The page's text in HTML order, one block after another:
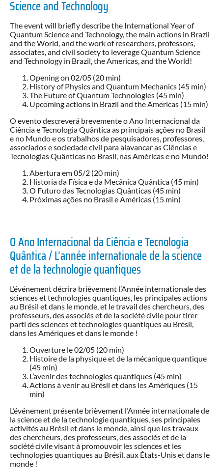
Science and Technology
The event will briefly describe the International Year of
Quantum Science and Technology, the main actions in Brazil
and the World, and the work of researchers, professors,
associates, and civil society to leverage Quantum Science
and Technology in Brazil, the Americas, and the World!
Opening on 02/05 (20 min)
History of Physics and Quantum Mechanics (45 min)
The Future of Quantum Technologies (45 min)
Upcoming actions in Brazil and the Americas (15 min)
O evento descreverá brevemente o Ano Internacional da
Ciência e Tecnologia Quântica as principais ações no Brasil
e no Mundo e os trabalhos de pesquisadores, professores,
associados e sociedade civil para alavancar as Ciências e
Tecnologias Quânticas no Brasil, nas Américas e no Mundo!
Abertura em 05/2 (20 min)
Historia da Física e da Mecânica Quântica (45 min)
O Futuro das Tecnologias Quânticas (45 min)
Próximas ações no Brasil e Américas (15 min)
O Ano Internacional da Ciência e Tecnologia
Quântica / L’année internationale de la science
et de la technologie quantiques
L’événement décrira brièvement l’Année internationale des
sciences et technologies quantiques, les principales actions
au Brésil et dans le monde, et le travail des chercheurs, des
professeurs, des associés et de la société civile pour tirer
parti des sciences et technologies quantiques au Brésil,
dans les Amériques et dans le monde !
Ouverture le 02/05 (20 min)
Histoire de la physique et de la mécanique quantique
(45 min)
L’avenir des technologies quantiques (45 min)
Actions à venir au Brésil et dans les Amériques (15
min)
L’événement présente brièvement l’Année internationale de
la science et de la technologie quantiques, ses principales
activités au Brésil et dans le monde, ainsi que les travaux
des chercheurs, des professeurs, des associés et de la
société civile visant à promouvoir les sciences et les
technologies quantiques au Brésil, aux États-Unis et dans le
monde !